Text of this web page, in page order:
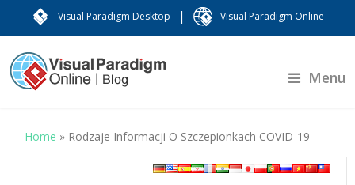
Visual Paradigm Desktop | Visual Paradigm Online
Menu
Home » Rodzaje Informacji O Szczepionkach COVID-19